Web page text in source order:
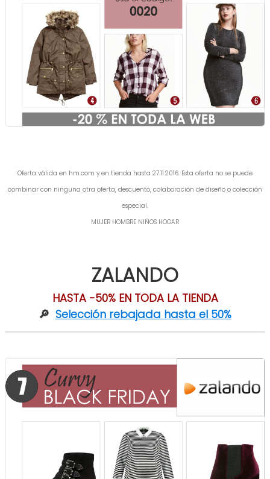
Oferta válida en hm.com y en tienda hasta 27.11.2016. Esta oferta no se puede
combinar con ninguna otra oferta, descuento, colaboración de diseño o colección
especial.
MUJER HOMBRE NIÑOS HOGAR
ZALANDO
HASTA -50% EN TODA LA TIENDA
🔎 Selección rebajada hasta el 50%